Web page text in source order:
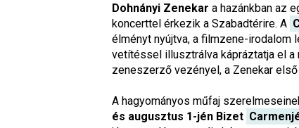
Dohnányi Zenekar a hazánkban az
koncerttel érkezik a Szabadtérire. A
élményt nyújtva, a filmzene-
vetítéssel illusztrálva kápráztatja el a
zeneszerző vezényel, a Zenekar
A hagyományos műfaj
és augusztus 1-jén Bizet